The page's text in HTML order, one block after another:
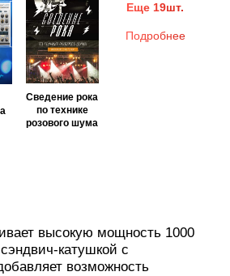
Сведение рока
по технике
розового шума
Еще 19шт.
Подробнее
высокую мощность 1000
катушкой с
возможность